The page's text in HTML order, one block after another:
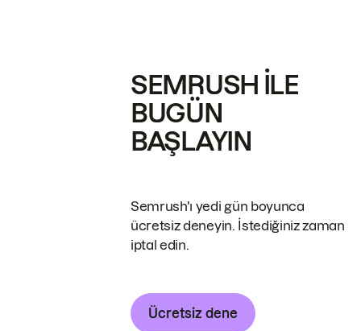
SEMRUSH ILE
BUGÜN
BAŞLAYIN
Semrush'ı yedi gün boyunca
ücretsiz deneyin. İstediğiniz zaman
iptal edin.
Ücretsiz dene